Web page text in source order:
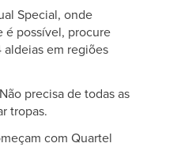
Special, onde
é possível, procure
em regiões
Não precisa de todas as
tropas.
com Quartel